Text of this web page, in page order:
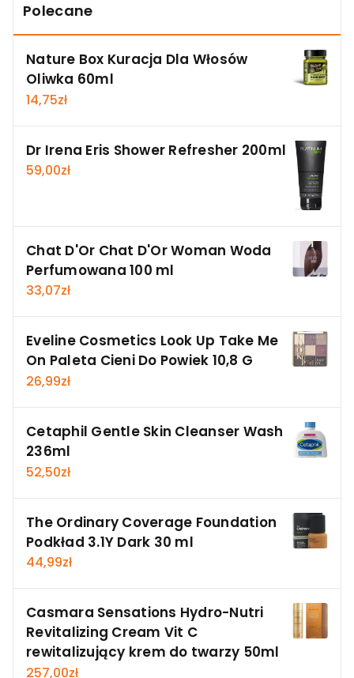
Polecane
Nature Box Kuracja Dla Włosów
Oliwka 60ml
14,75zł
Dr Irena Eris Shower Refresher 200ml
59,00zł
Chat D'Or Chat D'Or Woman Woda
Perfumowana 100 ml
33,07zł
Eveline Cosmetics Look Up Take Me
On Paleta Cieni Do Powiek 10,8 G
26,99zł
Cetaphil Gentle Skin Cleanser Wash
236ml
52,50zł
The Ordinary Coverage Foundation
Podkład 3.1Y Dark 30 ml
44,99zł
Casmara Sensations Hydro-Nutri
Revitalizing Cream Vit C
rewitalizujący krem do twarzy 50ml
257,00zł